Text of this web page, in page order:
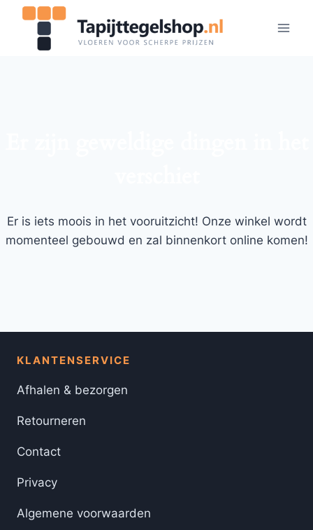
Doorgaan
inhoud
Er is iets moois in het vooruitzicht! Onze winkel wordt
momenteel gebouwd en zal binnenkort online komen!
KLANTENSERVICE
Afhalen & bezorgen
Retourneren
Contact
Privacy
Algemene voorwaarden